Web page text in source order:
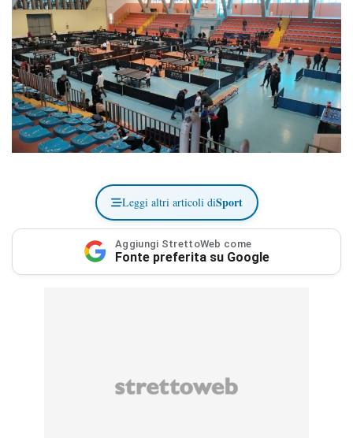
Leggi altri articoli diSport
Aggiungi StrettoWeb come
Fonte preferita su Google